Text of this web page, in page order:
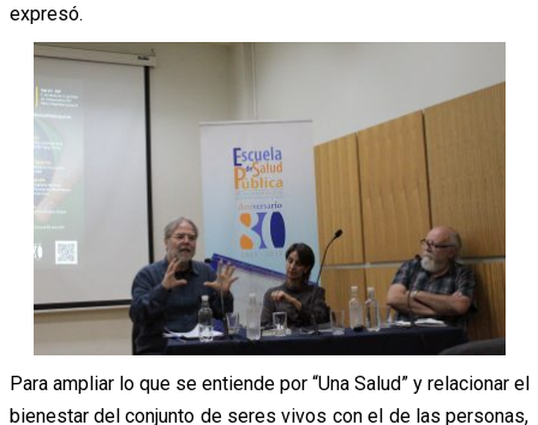
expresó.
Para ampliar lo que se entiende por “Una Salud” y relacionar el
bienestar del conjunto de seres vivos con el de las personas,